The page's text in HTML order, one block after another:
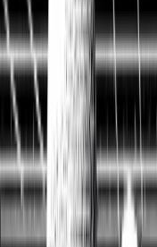
Data API entdecken